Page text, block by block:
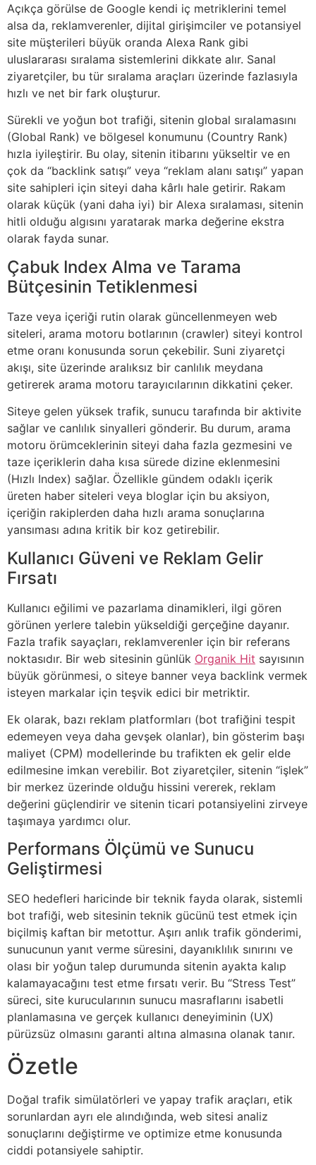
Açıkça görülse de Google kendi iç metriklerini temel
alsa da, reklamverenler, dijital girişimciler ve potansiyel
site müşterileri büyük oranda Alexa Rank gibi
uluslararası sıralama sistemlerini dikkate alır. Sanal
ziyaretçiler, bu tür sıralama araçları üzerinde fazlasıyla
hızlı ve net bir fark oluşturur.
Sürekli ve yoğun bot trafiği, sitenin global sıralamasını
(Global Rank) ve bölgesel konumunu (Country Rank)
hızla iyileştirir. Bu olay, sitenin itibarını yükseltir ve en
çok da “backlink satışı” veya “reklam alanı satışı” yapan
site sahipleri için siteyi daha kârlı hale getirir. Rakam
olarak küçük (yani daha iyi) bir Alexa sıralaması, sitenin
hitli olduğu algısını yaratarak marka değerine ekstra
olarak fayda sunar.
Çabuk Index Alma ve Tarama
Bütçesinin Tetiklenmesi
Taze veya içeriği rutin olarak güncellenmeyen web
siteleri, arama motoru botlarının (crawler) siteyi kontrol
etme oranı konusunda sorun çekebilir. Suni ziyaretçi
akışı, site üzerinde aralıksız bir canlılık meydana
getirerek arama motoru tarayıcılarının dikkatini çeker.
Siteye gelen yüksek trafik, sunucu tarafında bir aktivite
sağlar ve canlılık sinyalleri gönderir. Bu durum, arama
motoru örümceklerinin siteyi daha fazla gezmesini ve
taze içeriklerin daha kısa sürede dizine eklenmesini
(Hızlı Index) sağlar. Özellikle gündem odaklı içerik
üreten haber siteleri veya bloglar için bu aksiyon,
içeriğin rakiplerden daha hızlı arama sonuçlarına
yansıması adına kritik bir koz getirebilir.
Kullanıcı Güveni ve Reklam Gelir
Fırsatı
Kullanıcı eğilimi ve pazarlama dinamikleri, ilgi gören
görünen yerlere talebin yükseldiği gerçeğine dayanır.
Fazla trafik sayaçları, reklamverenler için bir referans
noktasıdır. Bir web sitesinin günlük Organik Hit sayısının
büyük görünmesi, o siteye banner veya backlink vermek
isteyen markalar için teşvik edici bir metriktir.
Ek olarak, bazı reklam platformları (bot trafiğini tespit
edemeyen veya daha gevşek olanlar), bin gösterim başı
maliyet (CPM) modellerinde bu trafikten ek gelir elde
edilmesine imkan verebilir. Bot ziyaretçiler, sitenin “işlek”
bir merkez üzerinde olduğu hissini vererek, reklam
değerini güçlendirir ve sitenin ticari potansiyelini zirveye
taşımaya yardımcı olur.
Performans Ölçümü ve Sunucu
Geliştirmesi
SEO hedefleri haricinde bir teknik fayda olarak, sistemli
bot trafiği, web sitesinin teknik gücünü test etmek için
biçilmiş kaftan bir metottur. Aşırı anlık trafik gönderimi,
sunucunun yanıt verme süresini, dayanıklılık sınırını ve
olası bir yoğun talep durumunda sitenin ayakta kalıp
kalamayacağını test etme fırsatı verir. Bu “Stress Test”
süreci, site kurucularının sunucu masraflarını isabetli
planlamasına ve gerçek kullanıcı deneyiminin (UX)
pürüzsüz olmasını garanti altına almasına olanak tanır.
Özetle
Doğal trafik simülatörleri ve yapay trafik araçları, etik
sorunlardan ayrı ele alındığında, web sitesi analiz
sonuçlarını değiştirme ve optimize etme konusunda
ciddi potansiyele sahiptir.